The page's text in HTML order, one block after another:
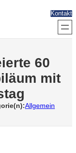
Kontakt
60
mit
Allgemein